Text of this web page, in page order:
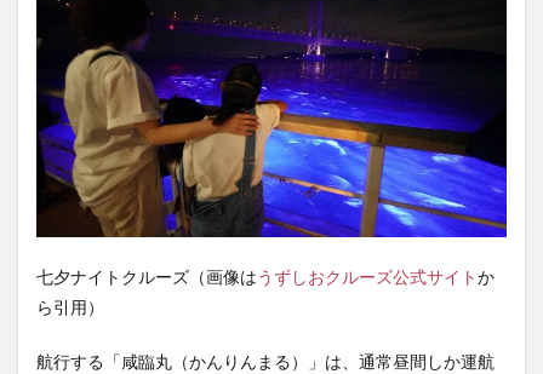
七夕ナイトクルーズ（画像はうずしおクルーズ公式サイトか
ら引用）
航行する「咸臨丸（かんりんまる）」は、通常昼間しか運航